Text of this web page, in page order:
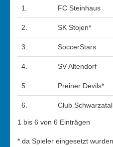
1. FC Steinhaus
2. SK Stojen*
3. SoccerStars
4. SV Altendorf
5. Preiner Devils*
6. Club Schwarzatal
1 bis 6 von 6 Einträgen
* da Spieler eingesetzt